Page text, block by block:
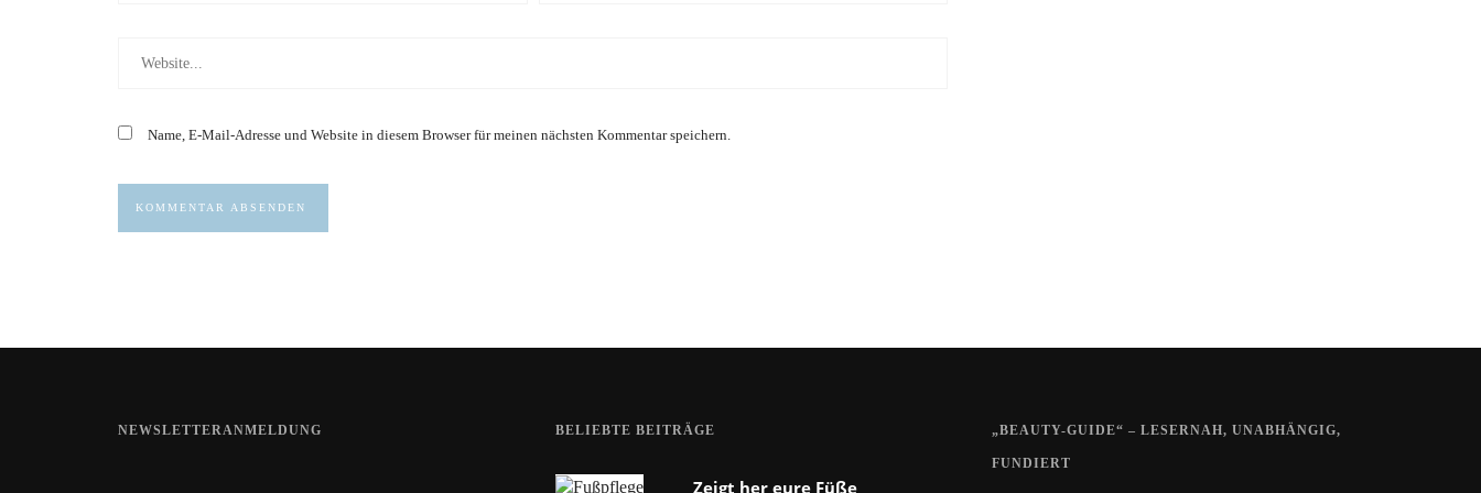
Name, E-Mail-Adresse und Website in diesem Browser für meinen nächsten Kommentar speichern.
NEWSLETTERANMELDUNG BELIEBTE BEITRÄGE
Zeigt her eure Füße
„BEAUTY-GUIDE“ – LESERNAH, UNABHÄNGIG,
FUNDIERT